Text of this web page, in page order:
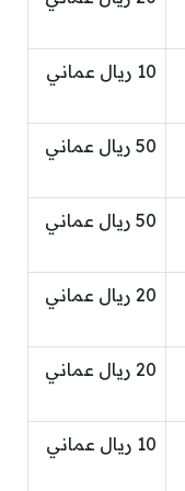
10 ريال عماني
50 ريال عماني
50 ريال عماني
20 ريال عماني
20 ريال عماني
10 ريال عماني